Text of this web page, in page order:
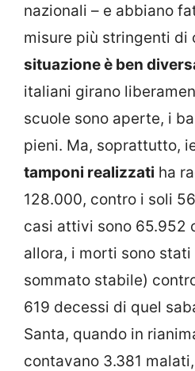
nazionali – e abbiano
misure più stringenti di
situazione è ben
italiani girano
scuole sono aperte, i
pieni. Ma, soprattutto,
tamponi realizzati ha
128.000, contro i soli
casi attivi sono 65.952
allora, i morti sono
sommato stabile)
619 decessi di quel
Santa, quando in
contavano 3.381